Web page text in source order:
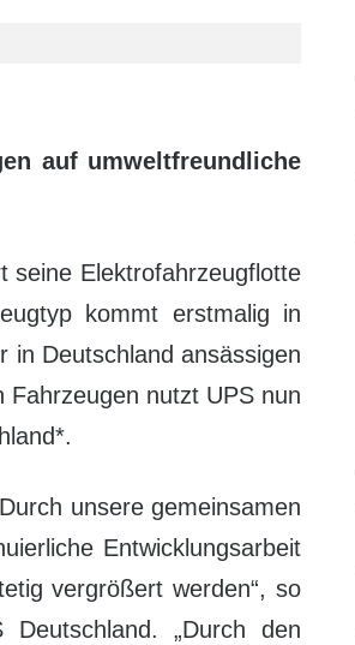
auf umweltfreundliche
seine Elektrofahrzeugflotte
kommt erstmalig in
in Deutschland ansässigen
nutzt UPS nun
unsere gemeinsamen
Entwicklungsarbeit
vergrößert werden“, so
„Durch den